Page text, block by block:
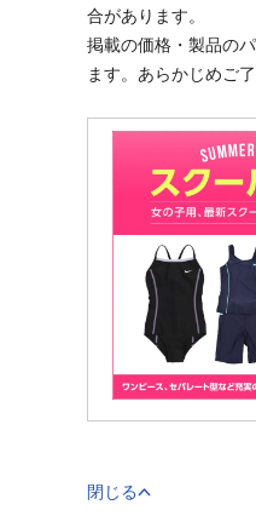
合があります。
掲載の価格・製品の
ます。あらかじめご了
閉じる